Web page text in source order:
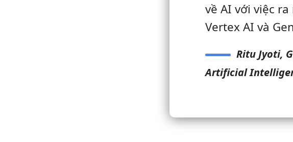
về AI với việc
Vertex AI và
Ritu Jyoti,
Artificial